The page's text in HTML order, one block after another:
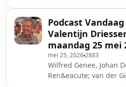
Cura&ccedil;ao,
voor WK-selectie en
het publiek.See
omnystudio.com/
information.
Podcast
Valentijn
maandag 25 mei
mei 25, 20262883
Wilfred Genee, Johan
Ren&eacute; van der